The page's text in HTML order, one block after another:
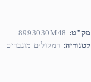
מק"ט: 8993030M48
קטגוריה: רמקולים מוגברים